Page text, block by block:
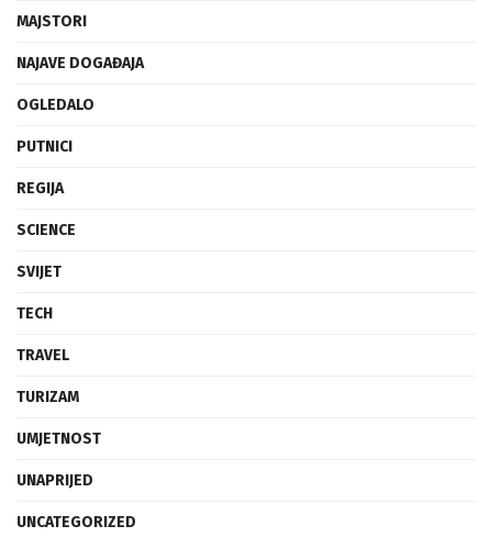
MAJSTORI
NAJAVE DOGAĐAJA
OGLEDALO
PUTNICI
REGIJA
SCIENCE
SVIJET
TECH
TRAVEL
TURIZAM
UMJETNOST
UNAPRIJED
UNCATEGORIZED